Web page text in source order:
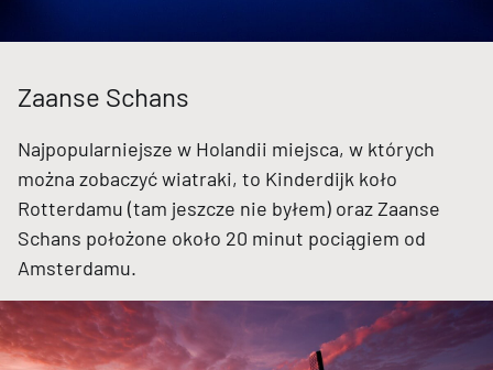
Zaanse Schans
Najpopularniejsze w Holandii miejsca, w których
można zobaczyć wiatraki, to Kinderdijk koło
Rotterdamu (tam jeszcze nie byłem) oraz Zaanse
Schans położone około 20 minut pociągiem od
Amsterdamu.